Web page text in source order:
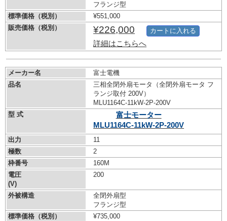
フランジ型
標準価格（税別）
¥551,000
販売価格（税別）
¥226,000
詳細はこちらへ
カートに入れる
メーカー名
富士電機
品名
三相全閉外扇モータ（全閉外扇モータ フ
ランジ取付 200V）
MLU1164C-11kW-2P-200V
型 式
富士モーター
MLU1164C-11kW-2P-200V
出力
11
極数
2
枠番号
160M
電圧
(V)
200
外被構造
全閉外扇型
フランジ型
標準価格（税別）
¥735,000